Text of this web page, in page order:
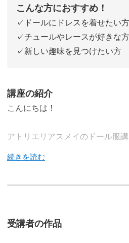
こんな方におすすめ！
✓ドールにドレスを着せたい方
✓チュールやレースが好きな方
✓新しい趣味を見つけたい方
講座の紹介
こんにちは！
アトリエリアスメイのドール服講
サテン生地やレースといった素
受講者の作品